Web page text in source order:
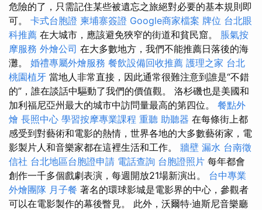
危險的了，只需記住某些被遺忘之旅絕對必要的基本規則即
可。 卡式台胞證 柬埔寨簽證 Google商家檔案 牌位 台北眼
科推薦 在大城市，應該避免狹窄的街道和貧民窟。 脹氣按
摩服務 外燴公司 在大多數地方，我們不能推薦日落後的海
灘。 婚禮專屬外燴服務 餐飲設備回收推薦 護理之家 台北
桃園植牙 當地人非常直接，因此通常很難注意到誰是“不錯
的”，誰在談話中驅動了我們的價值觀。 洛杉磯也是美國和
加利福尼亞州最大的城市中訪問量最高的第四位。 餐點外
燴 長照中心 學習按摩專業課程 重聽 助聽器 在每條街上都
感受到對藝術和電影的熱情，世界各地的大多數藝術家，電
影製片人和音樂家都在這裡生活和工作。 牆壁 漏水 台南徵
信社 台北地區台胞證申請 電話查詢 台胞證照片 每年都會
創作一千多個戲劇表演，每週開放21場新演出。 台中專業
外燴團隊 月子餐 著名的環球影城是電影界的中心，參觀者
可以在電影製作的幕後瞥見。 此外，沃爾特·迪斯尼音樂廳